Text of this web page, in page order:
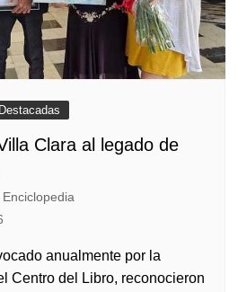
Destacadas
Clara al legado de
anualmente por la
Centro del Libro, reconocieron